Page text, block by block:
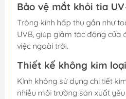
Bảo vệ mắt khỏi tia
Tròng kính hấp thụ gần như
UVB, giúp giảm tác động của
việc ngoài trời.
Thiết kế không kim loại
Kính không sử dụng chi tiết
nhiều môi trường sản xuất